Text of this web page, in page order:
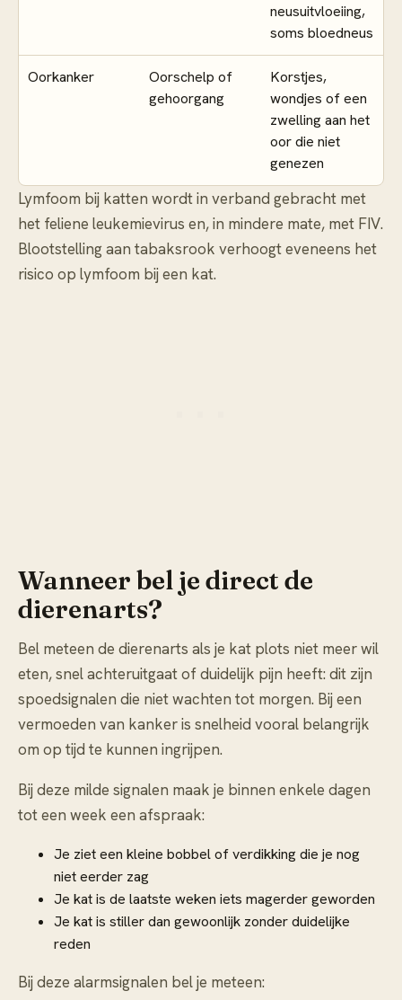
neusuitvloeiing,
soms bloedneus
Oorkanker
Oorschelp of
gehoorgang
Korstjes,
wondjes of een
zwelling aan het
oor die niet
genezen
Lymfoom bij katten wordt in verband gebracht met
het feliene leukemievirus en, in mindere mate, met FIV.
Blootstelling aan tabaksrook verhoogt eveneens het
risico op lymfoom bij een kat.
Wanneer bel je direct de
dierenarts?
Bel meteen de dierenarts als je kat plots niet meer wil
eten, snel achteruitgaat of duidelijk pijn heeft: dit zijn
spoedsignalen die niet wachten tot morgen. Bij een
vermoeden van kanker is snelheid vooral belangrijk
om op tijd te kunnen ingrijpen.
Bij deze milde signalen maak je binnen enkele dagen
tot een week een afspraak:
Je ziet een kleine bobbel of verdikking die je nog
niet eerder zag
Je kat is de laatste weken iets magerder geworden
Je kat is stiller dan gewoonlijk zonder duidelijke
reden
Bij deze alarmsignalen bel je meteen: